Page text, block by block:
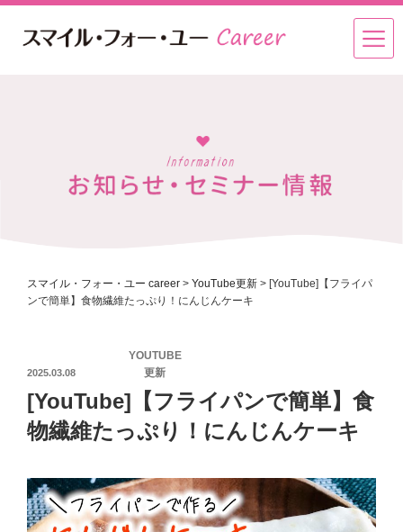
スマイル・フォー・ユー career > YouTube更新 > [YouTube]【フライパ
ンで簡単】食物繊維たっぷり！にんじんケーキ
稿
2025.03.08
YOUTUBE
更新
[YouTube]【フライパンで簡単】食
物繊維たっぷり！にんじんケーキ